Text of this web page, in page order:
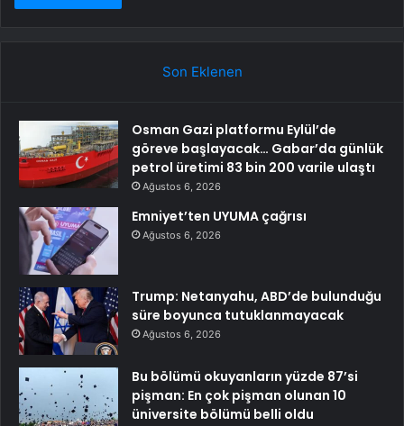
Son Eklenen
Osman Gazi platformu Eylül’de
göreve başlayacak… Gabar’da günlük
petrol üretimi 83 bin 200 varile ulaştı
Ağustos 6, 2026
Emniyet’ten UYUMA çağrısı
Ağustos 6, 2026
Trump: Netanyahu, ABD’de bulunduğu
süre boyunca tutuklanmayacak
Ağustos 6, 2026
Bu bölümü okuyanların yüzde 87’si
pişman: En çok pişman olunan 10
üniversite bölümü belli oldu